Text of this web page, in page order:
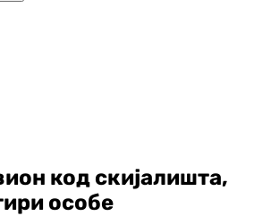
код скијалишта,
особе